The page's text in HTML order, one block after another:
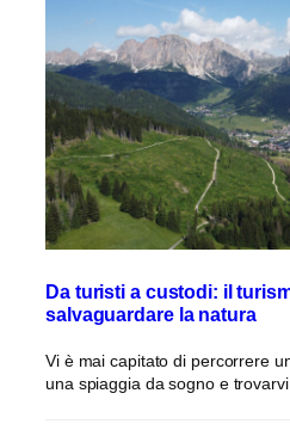
Da turisti a custodi: il
salvaguardare la natura
Vi è mai capitato di percorrere
una spiaggia da sogno e